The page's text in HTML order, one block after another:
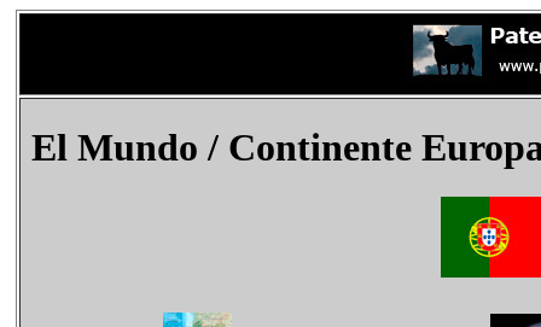
El Mundo/ Continente